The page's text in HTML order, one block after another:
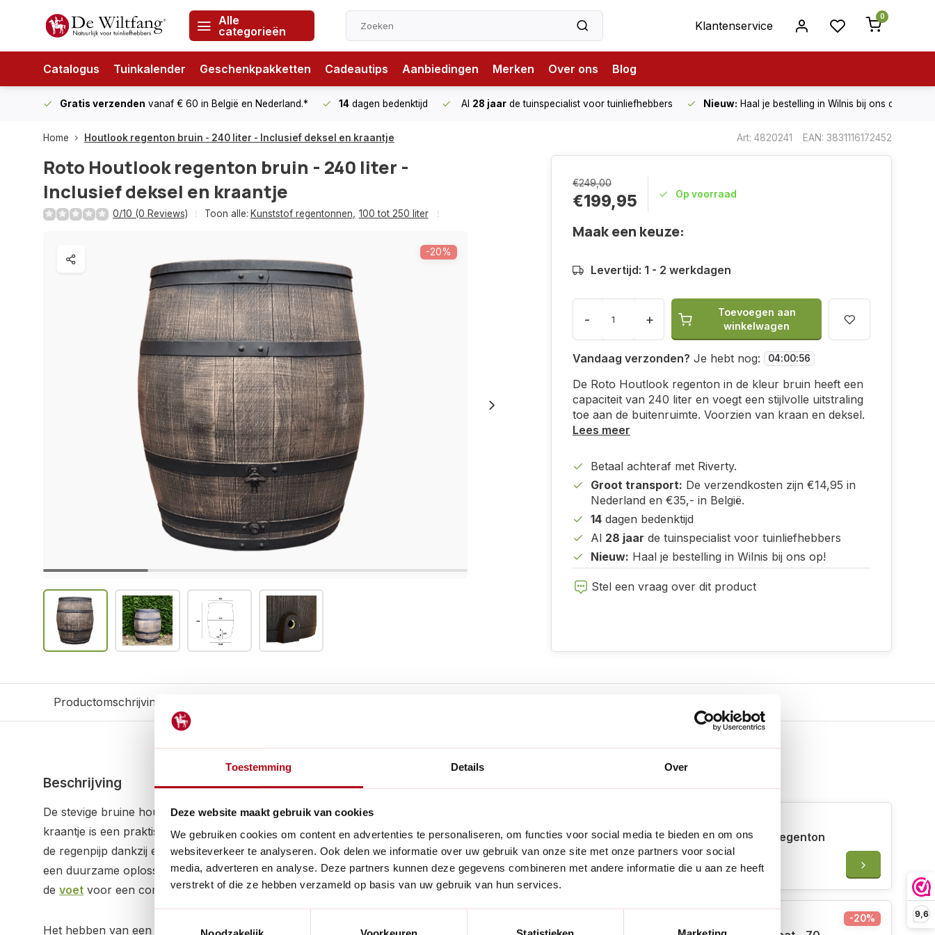
Toestemming Details Over
Deze website maakt gebruik van cookies
We gebruiken cookies om content en advertenties te personaliseren, om functies voor social media te bieden en om ons
websiteverkeer te analyseren. Ook delen we informatie over uw gebruik van onze site met onze partners voor social
media, adverteren en analyse. Deze partners kunnen deze gegevens combineren met andere informatie die u aan ze heeft
verstrekt of die ze hebben verzameld op basis van uw gebruik van hun services.
9,6
Alle
categorieën
Klantenservice
0
Catalogus Tuinkalender Geschenkpakketten Cadeautips Aanbiedingen Merken Over ons Blog
Gratis verzenden vanaf € 60 in België en Nederland.* 14 dagen bedenktijd Al 28 jaar de tuinspecialist voor tuinliefhebbers Nieuw: Haal je bestelling in Wilnis bij ons op!
Home Houtlook regenton bruin - 240 liter - Inclusief deksel en kraantje Art: 4820241 EAN: 3831116172452
Roto Houtlook regenton bruin - 240 liter -
Inclusief deksel en kraantje
0/10 (0 Reviews) Toon alle: Kunststof regentonnen, 100 tot 250 liter
-20%
€249,00
€199,95 Op voorraad
Maak een keuze:
Levertijd: 1 - 2 werkdagen
- +
Toevoegen aan
winkelwagen
Vandaag verzonden? Je hebt nog: 04:00:56
De Roto Houtlook regenton in de kleur bruin heeft een
capaciteit van 240 liter en voegt een stijlvolle uitstraling
toe aan de buitenruimte. Voorzien van kraan en deksel.
Lees meer
Betaal achteraf met Riverty.
Groot transport: De verzendkosten zijn €14,95 in
Nederland en €35,- in België.
14 dagen bedenktijd
Al 28 jaar de tuinspecialist voor tuinliefhebbers
Nieuw: Haal je bestelling in Wilnis bij ons op!
Stel een vraag over dit product
Productomschrijving
Beschrijving
De stevige bruine houtlook regenton van 240 liter met inbegrepen deksel en
kraantje is een praktische toevoeging aan elke tuin. Eenvoudig aan te sluiten op
de regenpijp dankzij een vulautomaat (niet inbegrepen), biedt deze regenton
een duurzame oplossing voor het bewaren van regenwater. Combineer het met
de voet voor een complete Roto regenton set.
Het hebben van een regenton betekent dat je altijd water beschikbaar hebt voor
Roto Houtlook voet - Roto regenton
240 liter - Bruin
€155,00
-20%